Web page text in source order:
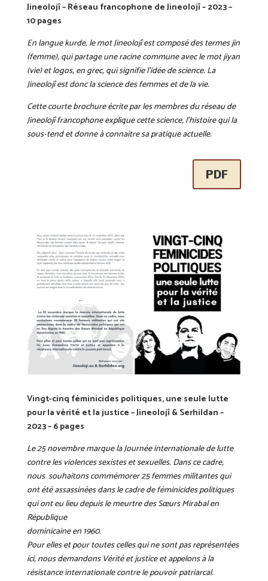
Jineolojî – Réseau francophone de Jineolojî – 2023 –
10 pages
En langue kurde, le mot Jineolojî est composé des termes jin
(femme), qui partage une racine commune avec le mot jiyan
(vie) et logos, en grec, qui signifie l’idée de science. La
Jineolojî est donc la science des femmes et de la vie.
Cette courte brochure écrite par les membres du réseau de
Jineolojî francophone explique cette science, l’histoire qui la
sous-tend et donne à connaitre sa pratique actuelle.
PDF
Vingt-cinq féminicides politiques, une seule lutte
pour la vérité et la justice – Jineolojî & Serhildan –
2023 – 6 pages
Le 25 novembre marque la Journée internationale de lutte
contre les violences sexistes et sexuelles. Dans ce cadre,
nous souhaitons commémorer 25 femmes militantes qui
ont été assassinées dans le cadre de féminicides politiques
qui ont eu lieu depuis le meurtre des Sœurs Mirabal en
République
dominicaine en 1960.
Pour elles et pour toutes celles qui ne sont pas représentées
ici, nous demandons Vérité et justice et appelons à la
résistance internationale contre le pouvoir patriarcal.